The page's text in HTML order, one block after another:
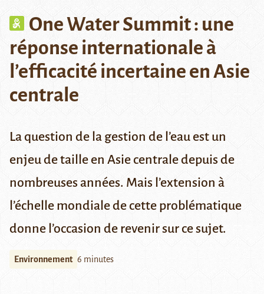
One Water Summit : une
réponse internationale à
l’efficacité incertaine en Asie
centrale
La question de la gestion de l’eau est un
enjeu de taille en Asie centrale depuis de
nombreuses années. Mais l’extension à
l’échelle mondiale de cette problématique
donne l’occasion de revenir sur ce sujet.
Environnement 6 minutes